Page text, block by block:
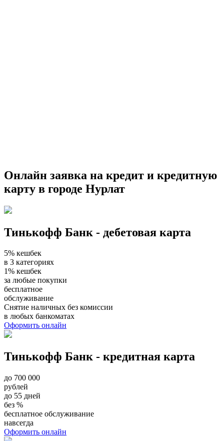
Онлайн заявка на кредит и кредитную
карту в городе Нурлат
Тинькофф Банк - дебетовая карта
5% кешбек
в 3 категориях
1% кешбек
за любые покупки
бесплатное
обслуживание
Снятие наличных без комиссии
в любых банкоматах
Оформить онлайн
Тинькофф Банк - кредитная карта
до 700 000
рублей
до 55 дней
без %
бесплатное обслуживание
навсегда
Оформить онлайн